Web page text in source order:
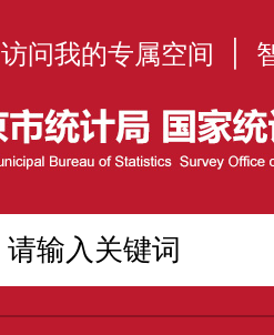
访问我的专属空间